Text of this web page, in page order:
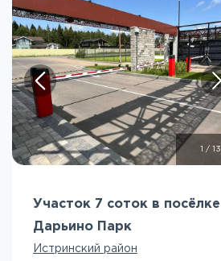
/ 13
Участок 7 соток в посёлке
Дарьино Парк
Истринский район